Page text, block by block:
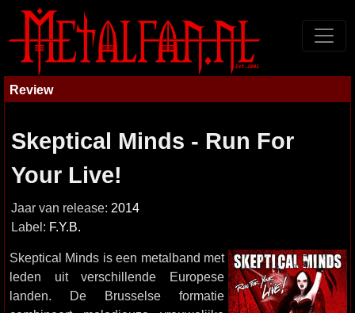
Review
Skeptical Minds - Run For
Your Live!
Jaar van release: 2014
Label: F.Y.B.
Skeptical Minds is een metalband met
leden uit verschillende Europese
landen. De Brusselse formatie